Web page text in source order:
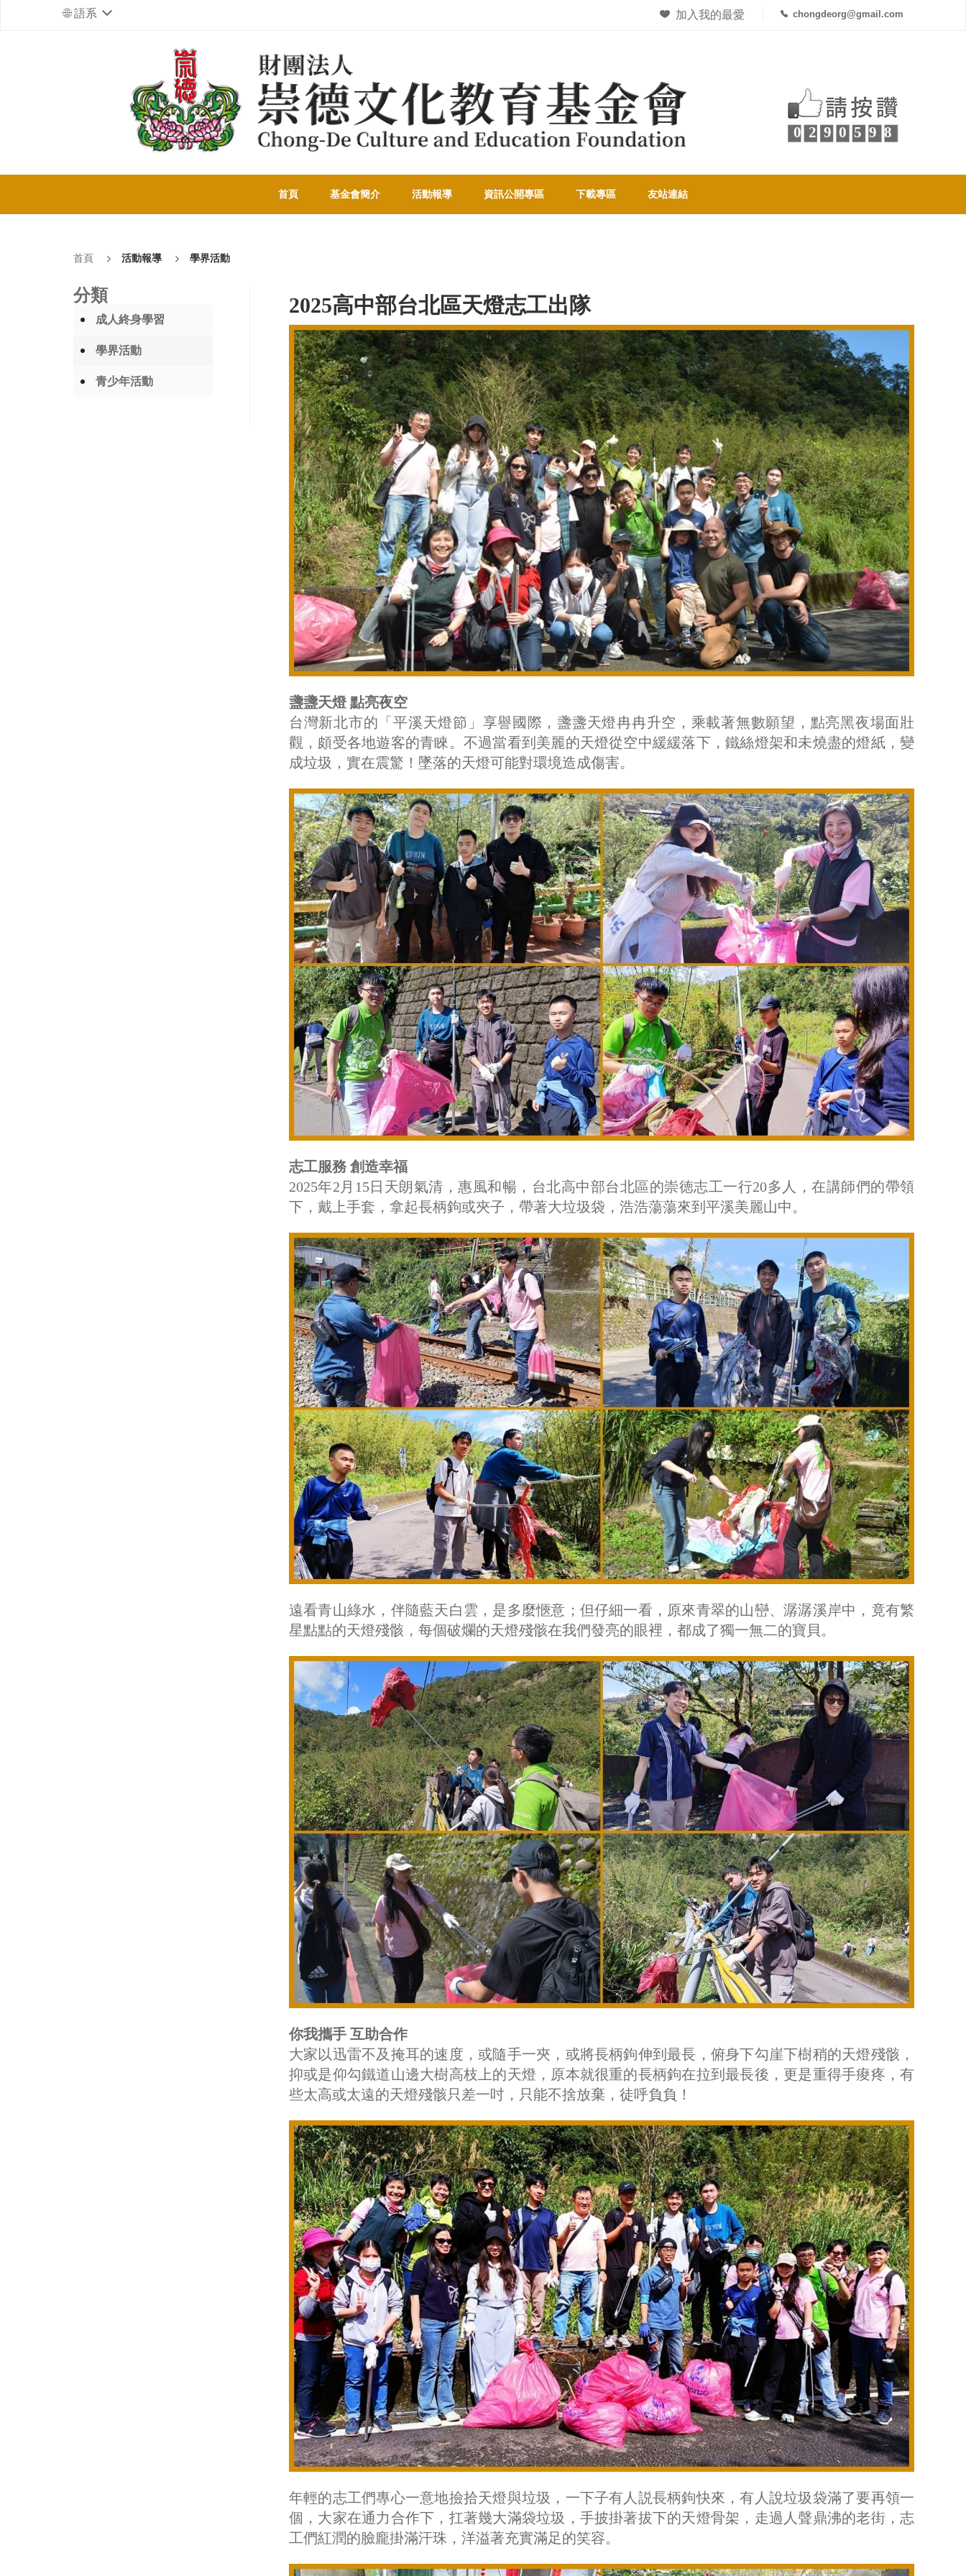
語系 加入我的最愛 chongdeorg@gmail.com
0290598
首頁 基金會簡介 活動報導 資訊公開專區 下載專區 友站連結
首頁 活動報導 學界活動
分類
成人終身學習
學界活動
青少年活動
2025高中部台北區天燈志工出隊
盞盞天燈 點亮夜空
台灣新北市的「平溪天燈節」享譽國際，盞盞天燈冉冉升空，乘載著無數願望，點亮黑夜場面壯
觀，頗受各地遊客的青睞。不過當看到美麗的天燈從空中緩緩落下，鐵絲燈架和未燒盡的燈紙，變
成垃圾，實在震驚！墜落的天燈可能對環境造成傷害。
志工服務 創造幸福
2025年2月15日天朗氣清，惠風和暢，台北高中部台北區的崇徳志工一行20多人，在講師們的帶領
下，戴上手套，拿起長柄鉤或夾子，帶著大垃圾袋，浩浩蕩蕩來到平溪美麗山中。
遠看青山綠水，伴隨藍天白雲，是多麼愜意；但仔細一看，原來青翠的山巒、潺潺溪岸中，竟有繁
星點點的天燈殘骸，每個破爛的天燈殘骸在我們發亮的眼裡，都成了獨一無二的寶貝。
你我攜手 互助合作
大家以迅雷不及掩耳的速度，或隨手一夾，或將長柄鉤伸到最長，俯身下勾崖下樹稍的天燈殘骸，
抑或是仰勾鐵道山邊大樹高枝上的天燈，原本就很重的長柄鉤在拉到最長後，更是重得手痠疼，有
些太高或太遠的天燈殘骸只差一吋，只能不捨放棄，徒呼負負！
年輕的志工們專心一意地撿拾天燈與垃圾，一下子有人説長柄鉤快來，有人說垃圾袋滿了要再領一
個，大家在通力合作下，扛著幾大滿袋垃圾，手披掛著拔下的天燈骨架，走過人聲鼎沸的老街，志
工們紅潤的臉龐掛滿汗珠，洋溢著充實滿足的笑容。